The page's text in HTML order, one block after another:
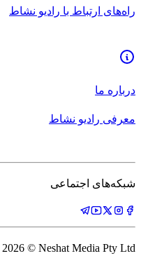
راه‌های ارتباط با رادیو نشاط
درباره ما
معرفی رادیو نشاط
شبکه‌های اجتماعی
2026 © Neshat Media Pty Ltd